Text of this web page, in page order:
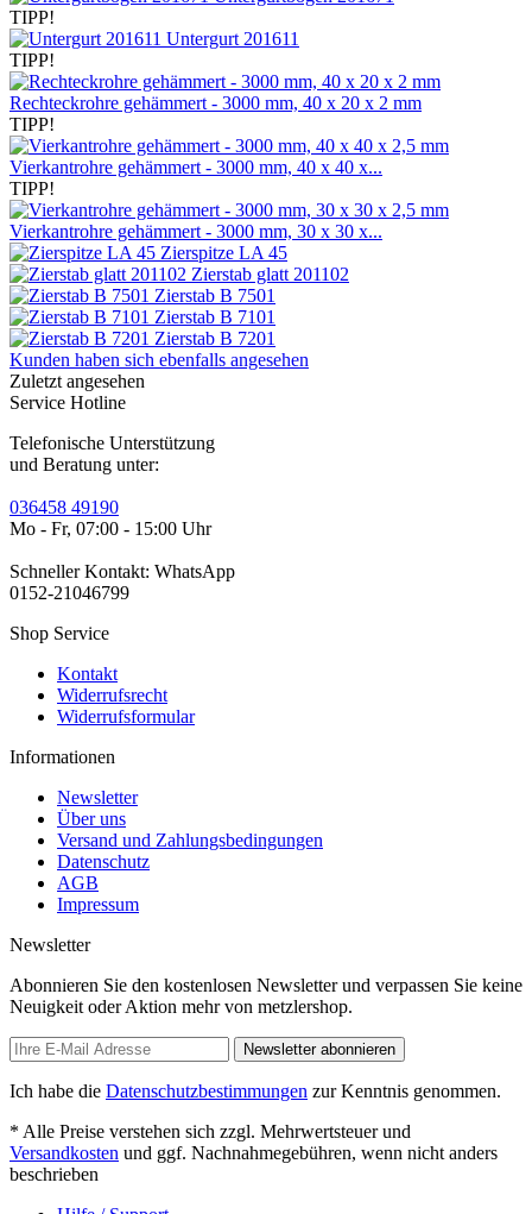
TIPP!
Untergurt 201611
TIPP!
Rechteckrohre gehämmert - 3000 mm, 40 x 20 x 2 mm
TIPP!
Vierkantrohre gehämmert - 3000 mm, 40 x 40 x...
TIPP!
Vierkantrohre gehämmert - 3000 mm, 30 x 30 x...
Zierspitze LA 45
Zierstab glatt 201102
Zierstab B 7501
Zierstab B 7101
Zierstab B 7201
Kunden haben sich ebenfalls angesehen
Zuletzt angesehen
Service Hotline
Telefonische Unterstützung
und Beratung unter:
036458 49190
Mo - Fr, 07:00 - 15:00 Uhr
Schneller Kontakt: WhatsApp
0152-21046799
Shop Service
Kontakt
Widerrufsrecht
Widerrufsformular
Informationen
Newsletter
Über uns
Versand und Zahlungsbedingungen
Datenschutz
AGB
Impressum
Newsletter
Abonnieren Sie den kostenlosen Newsletter und verpassen Sie keine
Neuigkeit oder Aktion mehr von metzlershop.
Newsletter abonnieren
Ich habe die Datenschutzbestimmungen zur Kenntnis genommen.
* Alle Preise verstehen sich zzgl. Mehrwertsteuer und
Versandkosten und ggf. Nachnahmegebühren, wenn nicht anders
beschrieben